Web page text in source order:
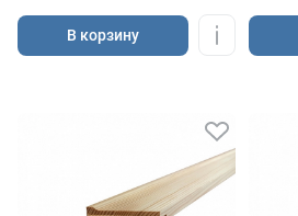
В корзину